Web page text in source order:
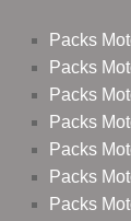
Packs
Packs
Packs
Packs
Packs
Packs
Packs